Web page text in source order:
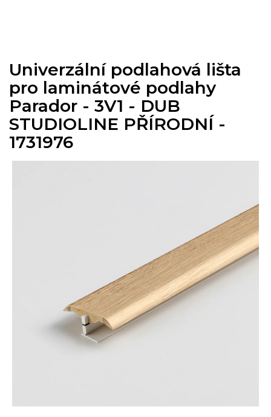
Univerzální podlahová lišta
pro laminátové podlahy
Parador - 3V1 - DUB
STUDIOLINE PŘÍRODNÍ -
1731976